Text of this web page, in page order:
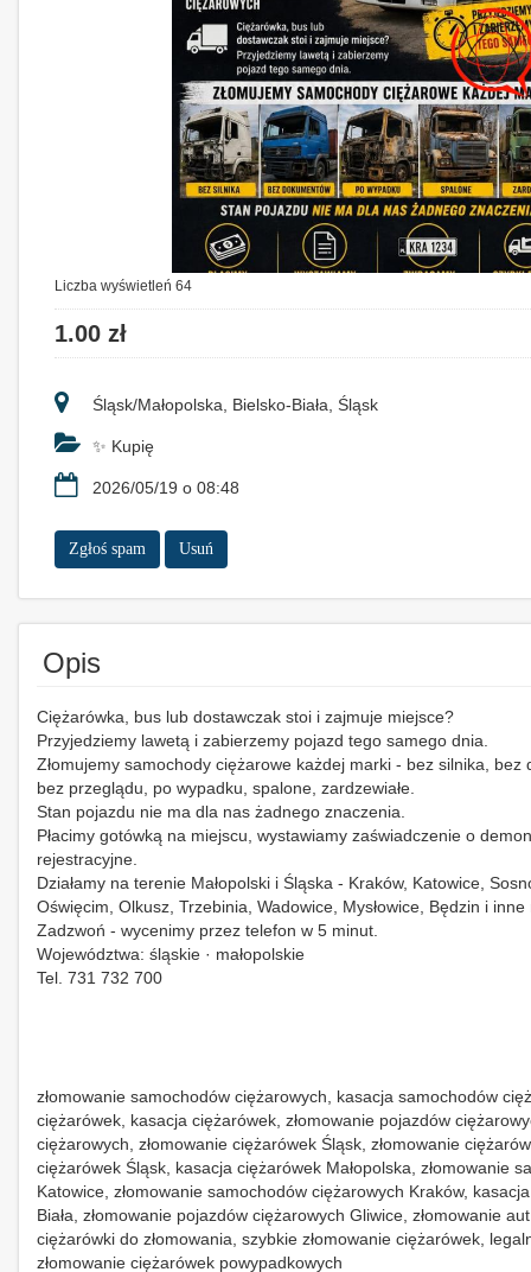
Liczba wyświetleń 64
1.00 zł
Śląsk/Małopolska, Bielsko-Biała, Śląsk
✨ Kupię
2026/05/19 o 08:48
Zgłoś spam Usuń
Opis
Ciężarówka, bus lub dostawczak stoi i zajmuje miejsce?
Przyjedziemy lawetą i zabierzemy pojazd tego samego dnia.
Złomujemy samochody ciężarowe każdej marki - bez silnika, bez
bez przeglądu, po wypadku, spalone, zardzewiałe.
Stan pojazdu nie ma dla nas żadnego znaczenia.
Płacimy gotówką na miejscu, wystawiamy zaświadczenie o
rejestracyjne.
Działamy na terenie Małopolski i Śląska - Kraków, Katowice,
Oświęcim, Olkusz, Trzebinia, Wadowice, Mysłowice, Będzin i
Zadzwoń - wycenimy przez telefon w 5 minut.
Województwa: śląskie · małopolskie
Tel. 731 732 700
złomowanie samochodów ciężarowych, kasacja samochodów
ciężarówek, kasacja ciężarówek, złomowanie pojazdów
ciężarowych, złomowanie ciężarówek Śląsk, złomowanie
ciężarówek Śląsk, kasacja ciężarówek Małopolska, złomowanie
Katowice, złomowanie samochodów ciężarowych Kraków,
Biała, złomowanie pojazdów ciężarowych Gliwice, złomowanie
ciężarówki do złomowania, szybkie złomowanie ciężarówek,
złomowanie ciężarówek powypadkowych